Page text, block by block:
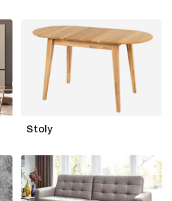
Stoly